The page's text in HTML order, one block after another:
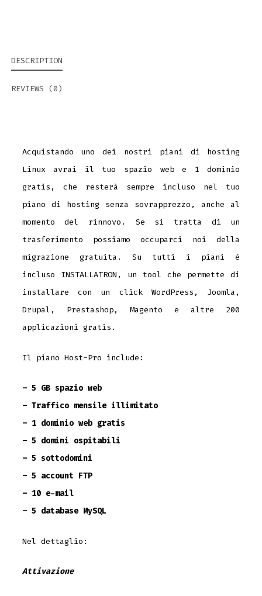
DESCRIPTION
REVIEWS (0)
Acquistando uno dei nostri piani di hosting
Linux avrai il tuo spazio web e 1 dominio
gratis, che resterà sempre incluso nel tuo
piano di hosting senza sovrapprezzo, anche al
momento del rinnovo. Se si tratta di un
trasferimento possiamo occuparci noi della
migrazione gratuita. Su tutti i piani è
incluso INSTALLATRON, un tool che permette di
installare con un click WordPress, Joomla,
Drupal, Prestashop, Magento e altre 200
applicazioni gratis.
Il piano Host-Pro include:
– 5 GB spazio web
– Traffico mensile illimitato
– 1 dominio web gratis
– 5 domini ospitabili
– 5 sottodomini
– 5 account FTP
– 10 e-mail
– 5 database MySQL
Nel dettaglio:
Attivazione